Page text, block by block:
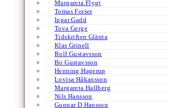
Margareta Flygt
Tomas Forser
Ingar Gadd
Tova Gerge
Tidskriften Glänta
Klas Grinell
Rolf Gustavsson
Bo Gustavsson
Henning Hagerup
Lovisa Håkansson
Margareta Hallberg
Nils Hansson
Gunnar D Hansson